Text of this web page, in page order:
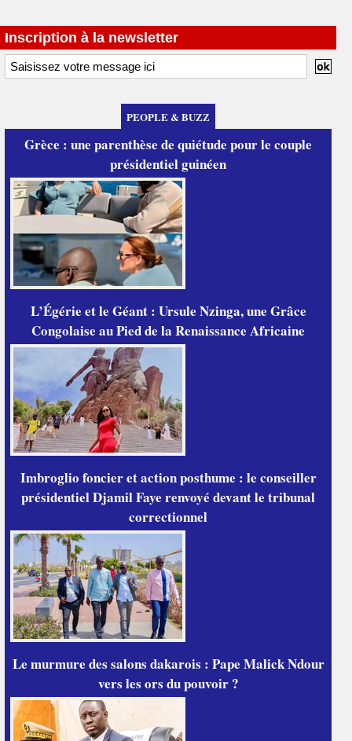
Inscription à la newsletter
PEOPLE & BUZZ
Grèce : une parenthèse de quiétude pour le couple
présidentiel guinéen
L’Égérie et le Géant : Ursule Nzinga, une Grâce
Congolaise au Pied de la Renaissance Africaine
Imbroglio foncier et action posthume : le conseiller
présidentiel Djamil Faye renvoyé devant le tribunal
correctionnel
Le murmure des salons dakarois : Pape Malick Ndour
vers les ors du pouvoir ?